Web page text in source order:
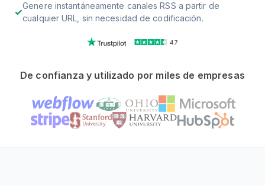
Genere instantáneamente canales RSS a partir de
cualquier URL, sin necesidad de codificación.
4.7
De confianza y utilizado por miles de empresas